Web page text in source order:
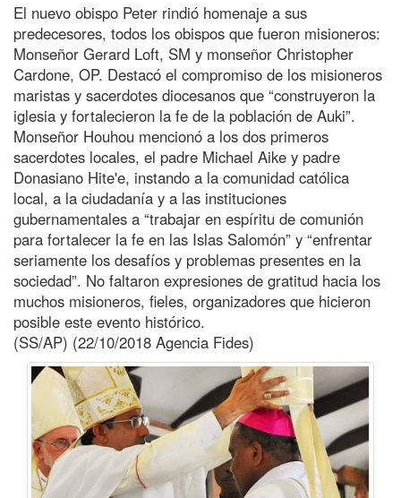
El nuevo obispo Peter rindió homenaje a sus
predecesores, todos los obispos que fueron misioneros:
Monseñor Gerard Loft, SM y monseñor Christopher
Cardone, OP. Destacó el compromiso de los misioneros
maristas y sacerdotes diocesanos que “construyeron la
iglesia y fortalecieron la fe de la población de Auki”.
Monseñor Houhou mencionó a los dos primeros
sacerdotes locales, el padre Michael Aike y padre
Donasiano Hite'e, instando a la comunidad católica
local, a la ciudadanía y a las instituciones
gubernamentales a “trabajar en espíritu de comunión
para fortalecer la fe en las Islas Salomón” y “enfrentar
seriamente los desafíos y problemas presentes en la
sociedad”. No faltaron expresiones de gratitud hacia los
muchos misioneros, fieles, organizadores que hicieron
posible este evento histórico.
(SS/AP) (22/10/2018 Agencia Fides)